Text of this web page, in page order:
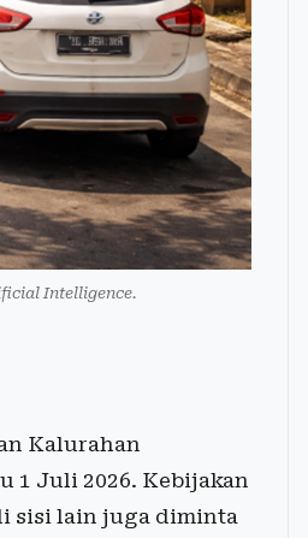
Intelligence.
Kalurahan
1 Juli 2026. Kebijakan
sisi lain juga diminta